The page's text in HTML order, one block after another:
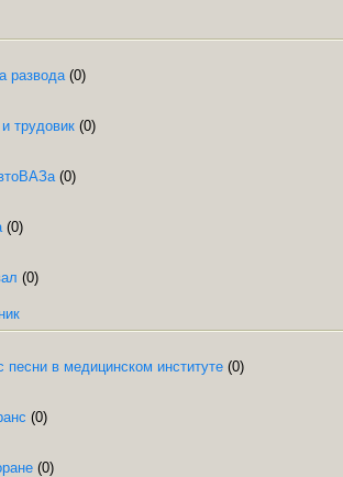
развода (0)
трудовик (0)
(0)
(0)
(0)
песни в медицинском институте (0)
(0)
(0)